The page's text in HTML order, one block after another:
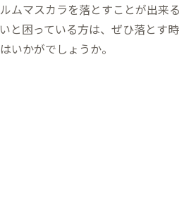
ムマスカラを落とすことが出来る
と困っている方は、ぜひ落とす時
いかがでしょうか。